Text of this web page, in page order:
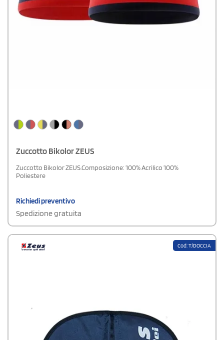
Zuccotto Bikolor ZEUS
Zuccotto Bikolor ZEUS.Composizione: 100% Acrilico 100%
Poliestere
Richiedi preventivo
Spedizione gratuita
Cod: T/DOCCIA